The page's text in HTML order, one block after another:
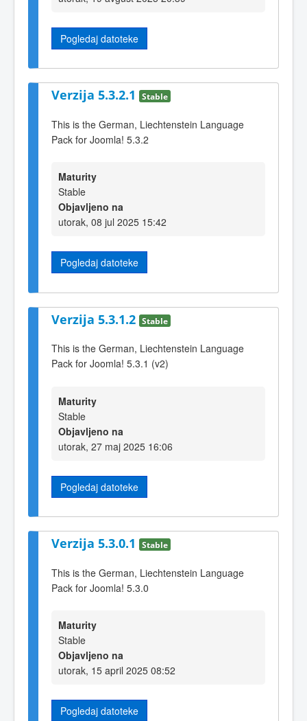
Pogledaj datoteke
Verzija 5.3.2.1 Stable
This is the German, Liechtenstein Language
Pack for Joomla! 5.3.2
Maturity
Stable
Objavljeno na
utorak, 08 jul 2025 15:42
Pogledaj datoteke
Verzija 5.3.1.2 Stable
This is the German, Liechtenstein Language
Pack for Joomla! 5.3.1 (v2)
Maturity
Stable
Objavljeno na
utorak, 27 maj 2025 16:06
Pogledaj datoteke
Verzija 5.3.0.1 Stable
This is the German, Liechtenstein Language
Pack for Joomla! 5.3.0
Maturity
Stable
Objavljeno na
utorak, 15 april 2025 08:52
Pogledaj datoteke